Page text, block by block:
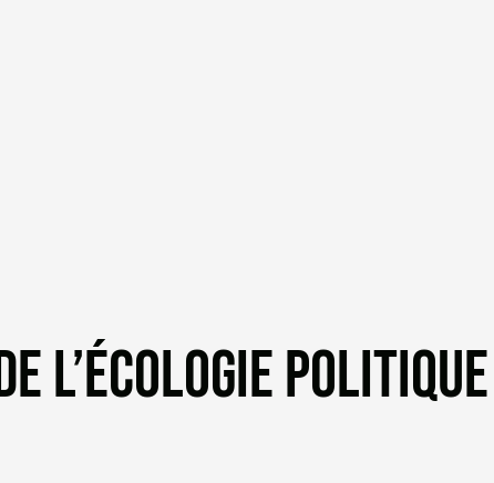
L’ÉCOLOGIE POLITIQUE